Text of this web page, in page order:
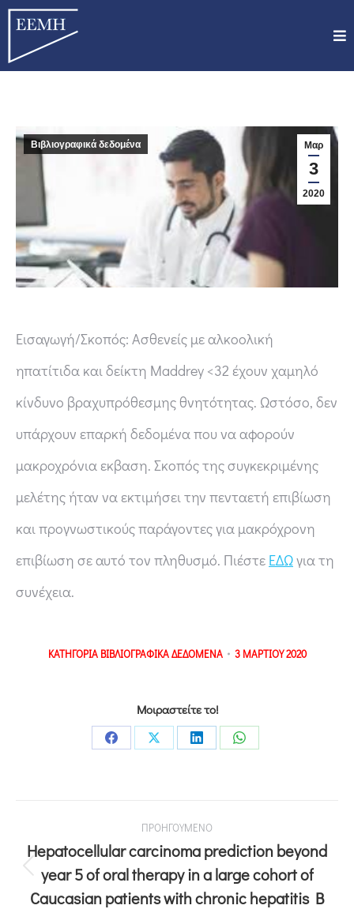
Μαρ
3
2020
Βιβλιογραφικά δεδομένα
Εισαγωγή/Σκοπός: Ασθενείς με αλκοολική
ηπατίτιδα και δείκτη Maddrey <32 έχουν χαμηλό
κίνδυνο βραχυπρόθεσμης θνητότητας. Ωστόσο, δεν
υπάρχουν επαρκή δεδομένα που να αφορούν
μακροχρόνια εκβαση. Σκοπός της συγκεκριμένης
μελέτης ήταν να εκτιμήσει την πενταετή επιβίωση
και προγνωστικούς παράγοντες για μακρόχρονη
επιβίωση σε αυτό τον πληθυσμό. Πιέστε ΕΔΩγια τη
συνέχεια.
ΚΑΤΗΓΟΡΙΑ ΒΙΒΛΙΟΓΡΑΦΙΚΑ ΔΕΔΟΜΕΝΑ 3 ΜΑΡΤΙΟΥ 2020
Μοιραστείτε το!
ΠΡΟΗΓΟΥΜΕΝΟ
Hepatocellular carcinoma prediction beyond
year 5 of oral therapy in a large cohort of
Caucasian patients with chronic hepatitis B